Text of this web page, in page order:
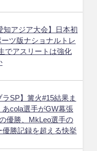
知アジア大会】日本初
ツ版ナショナルトレ
でアスリートは強化
ラSP】篝火#15結果ま
cola選手がGW幕張
優勝、MkLeo選手の
優勝記録を超える快挙